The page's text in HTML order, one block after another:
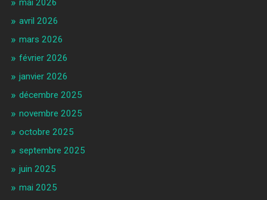
mai 2026
avril 2026
mars 2026
février 2026
janvier 2026
décembre 2025
novembre 2025
octobre 2025
septembre 2025
juin 2025
mai 2025